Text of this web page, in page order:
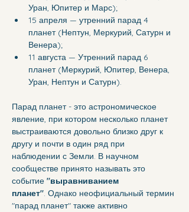
Уран, Юпитер и Марс);
15 апреля — утренний парад 4
планет (Нептун, Меркурий, Сатурн и
Венера);
11 августа — Утренний парад 6
планет (Меркурий, Юпитер, Венера,
Уран, Нептун и Сатурн).
Парад планет - это астрономическое
явление, при котором несколько планет
выстраиваются довольно близко друг к
другу и почти в один ряд при
наблюдении с Земли. В научном
сообществе принято называть это
событие "выравниванием
планет". Однако неофициальный термин
"парад планет" также активно